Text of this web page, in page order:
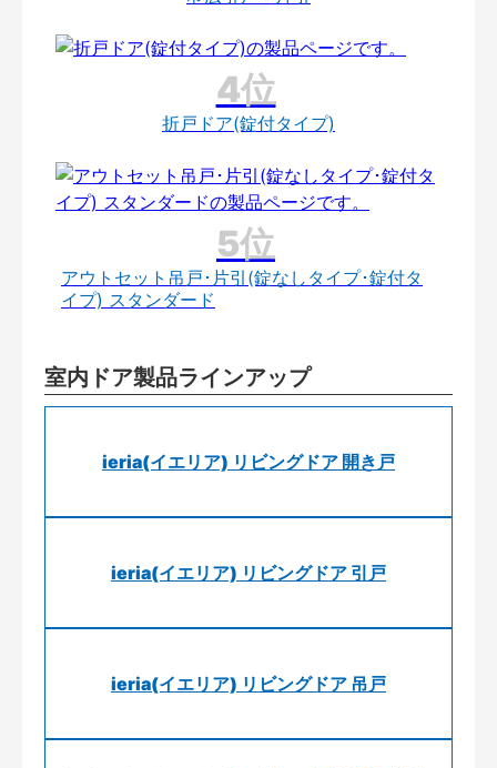
折戸ドア(錠付タイプ)
アウトセット吊戸･片引(錠なしタイプ･錠付タ
イプ) スタンダード
室内ドア製品ラインアップ
ieria(イエリア) リビングドア 開き戸
ieria(イエリア) リビングドア 引戸
ieria(イエリア) リビングドア 吊戸